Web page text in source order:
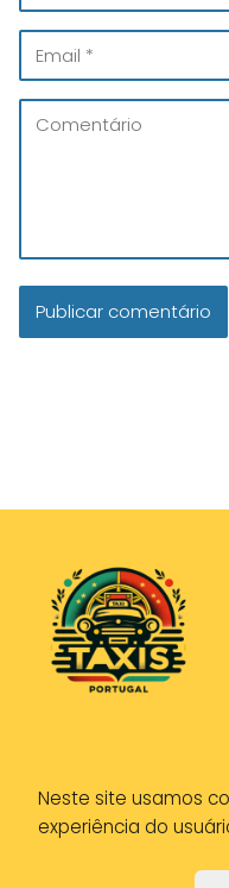
Política de Privacidade
Política de Cookies
Neste site usamos
experiência do